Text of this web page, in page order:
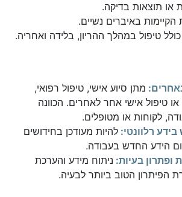
או תוצאות בדיקה.
הקיימות באיברים נשיים.
טיפול במהלך ההריון, בלידה ואחריה.
מתן סיוע אישי, טיפול רפואי,
טיפול אישי אחר לאחרים. הכוונה
לקוחות או מטופלים.
בידע רלוונטי: להיות מעודכן בחידושים
הידע החדש בעבודה.
בעיות: ניתוח מידע והערכת
הפיתרון הטוב ביותר לבעיה.